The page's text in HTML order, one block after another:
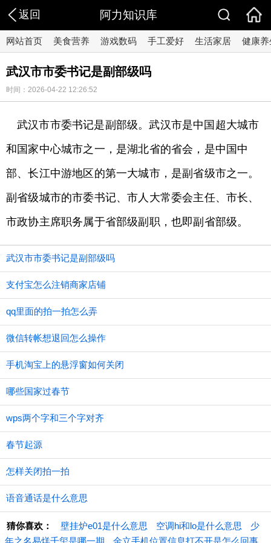
返回 阿力知识库
网站首页 美食营养 游戏数码 手工爱好 生活家居 健康养
武汉市市委书记是副部级吗
时间：2026-04-22 12:26:52
武汉市市委书记是副部级。武汉市是中国超大城市
和国家中心城市之一，是湖北省的省会，是中国中
部、长江中游地区的第一大城市，是副省级市之一。
副省级城市的市委书记、市人大常委会主任、市长、
市政协主席职务属于省部级副职，也即副省部级。
武汉市市委书记是副部级吗
支付宝怎么注销商家店铺
qq里面的拍一拍怎么弄
微信转帐想退回怎么操作
手机淘宝上的悬浮窗如何关闭
哪些国家过春节
wps两个字和三个字对齐
春节起源
怎样关闭拍一拍
语音通话是什么意思
猜你喜欢： 壁挂炉e01是什么意思 空调hi和lo是什么意思
少
年之名易烊千玺是哪一期
金立手机位置信息打不开是怎么回事